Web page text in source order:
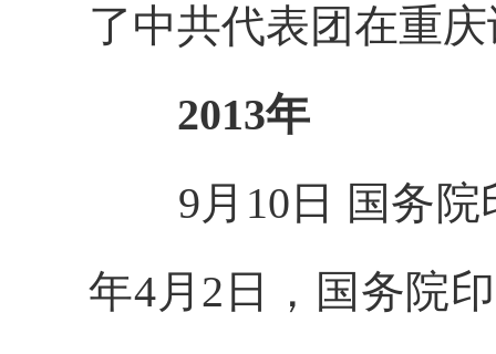
了中共代表团在重
2013年
9月10日 国务院
年4月2日，国务院